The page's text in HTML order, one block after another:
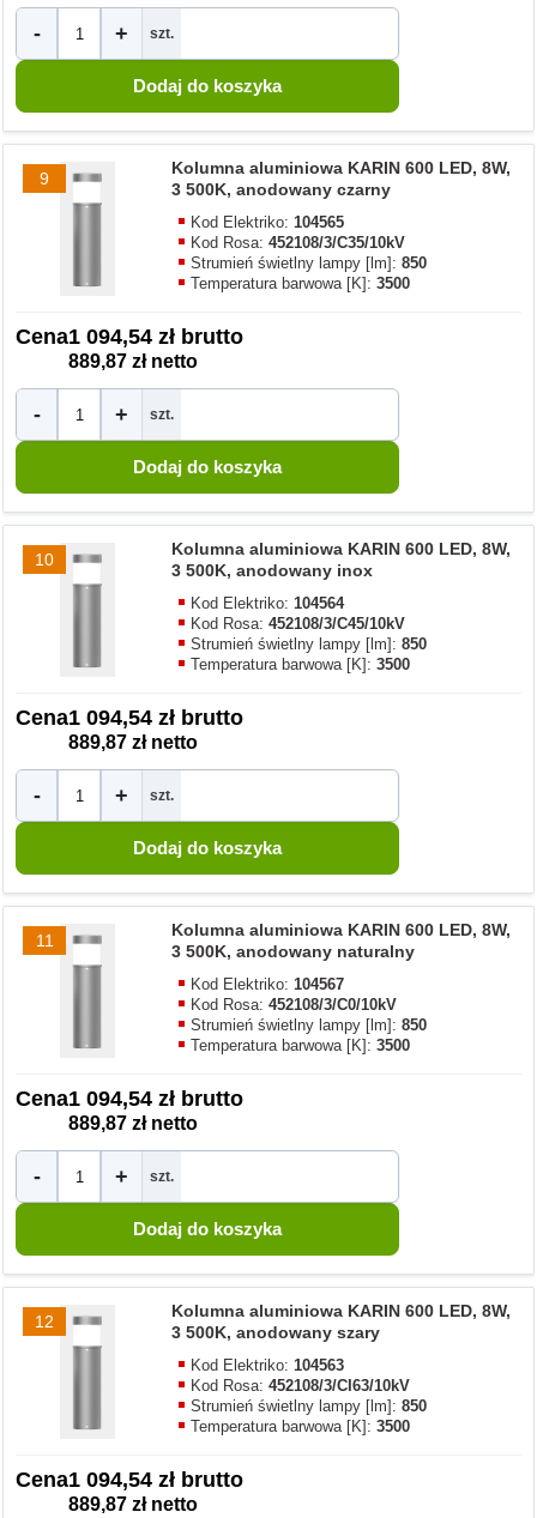
- + szt.
9
Kolumna aluminiowa KARIN 600 LED, 8W,
3 500K, anodowany czarny
Kod Elektriko:104565
Kod Rosa:452108/3/C35/10kV
Strumień świetlny lampy [lm]:850
Temperatura barwowa [K]:3500
Cena1 094,54 zł brutto
889,87 zł netto
- + szt.
10
Kolumna aluminiowa KARIN 600 LED, 8W,
3 500K, anodowany inox
Kod Elektriko:104564
Kod Rosa:452108/3/C45/10kV
Strumień świetlny lampy [lm]:850
Temperatura barwowa [K]:3500
Cena1 094,54 zł brutto
889,87 zł netto
- + szt.
11
Kolumna aluminiowa KARIN 600 LED, 8W,
3 500K, anodowany naturalny
Kod Elektriko:104567
Kod Rosa:452108/3/C0/10kV
Strumień świetlny lampy [lm]:850
Temperatura barwowa [K]:3500
Cena1 094,54 zł brutto
889,87 zł netto
- + szt.
12
Kolumna aluminiowa KARIN 600 LED, 8W,
3 500K, anodowany szary
Kod Elektriko:104563
Kod Rosa:452108/3/CI63/10kV
Strumień świetlny lampy [lm]:850
Temperatura barwowa [K]:3500
Cena1 094,54 zł brutto
889,87 zł netto